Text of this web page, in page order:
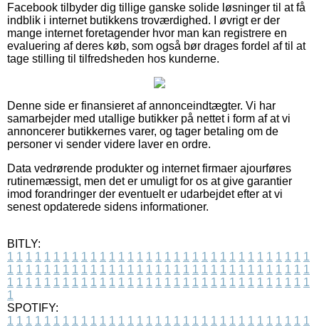
Facebook tilbyder dig tillige ganske solide løsninger til at få
indblik i internet butikkens troværdighed. I øvrigt er der
mange internet foretagender hvor man kan registrere en
evaluering af deres køb, som også bør drages fordel af til at
tage stilling til tilfredsheden hos kunderne.
Denne side er finansieret af annonceindtægter. Vi har
samarbejder med utallige butikker på nettet i form af at vi
annoncerer butikkernes varer, og tager betaling om de
personer vi sender videre laver en ordre.
Data vedrørende produkter og internet firmaer ajourføres
rutinemæssigt, men det er umuligt for os at give garantier
imod forandringer der eventuelt er udarbejdet efter at vi
senest opdaterede sidens informationer.
BITLY:
1 1 1 1 1 1 1 1 1 1 1 1 1 1 1 1 1 1 1 1 1 1 1 1 1 1 1 1 1 1 1 1 1
1 1 1 1 1 1 1 1 1 1 1 1 1 1 1 1 1 1 1 1 1 1 1 1 1 1 1 1 1 1 1 1 1
1 1 1 1 1 1 1 1 1 1 1 1 1 1 1 1 1 1 1 1 1 1 1 1 1 1 1 1 1 1 1 1 1
1
SPOTIFY:
1 1 1 1 1 1 1 1 1 1 1 1 1 1 1 1 1 1 1 1 1 1 1 1 1 1 1 1 1 1 1 1 1